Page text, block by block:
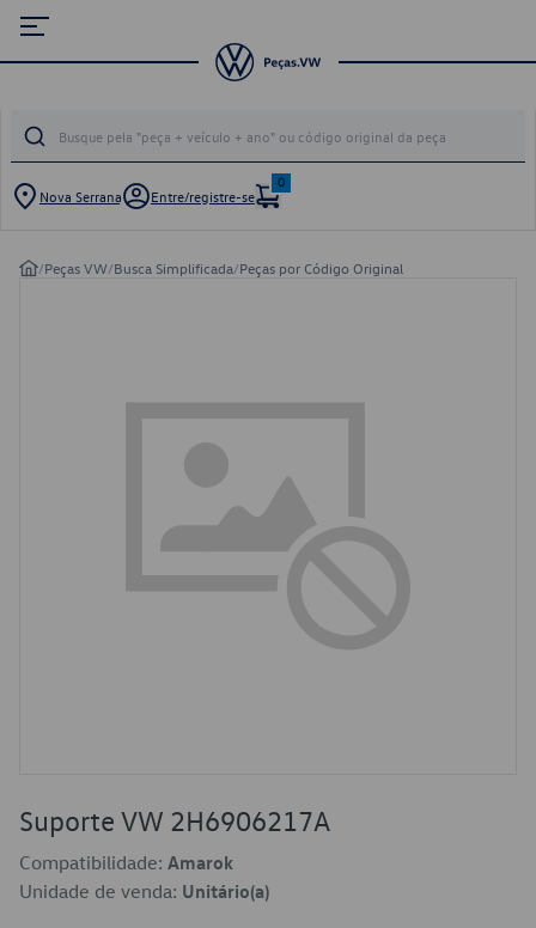
Nova Serrana Entre/registre-se
0
/Peças VW/Busca Simplificada/Peças por Código Original
Suporte VW 2H6906217A
Compatibilidade: Amarok
Unidade de venda: Unitário(a)